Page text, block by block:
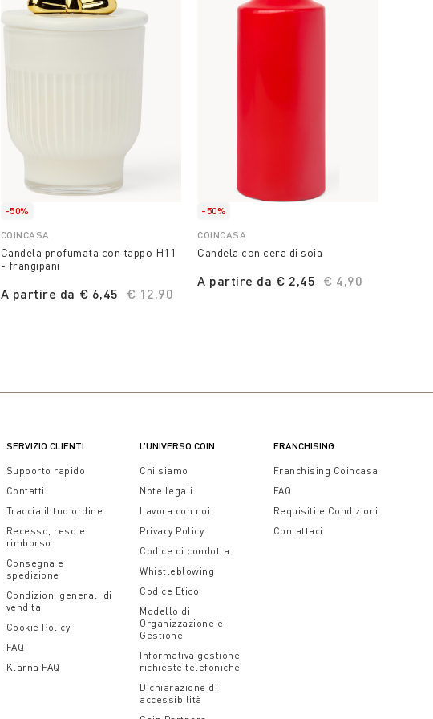
-50%
COINCASA
Candela profumata con tappo H11
- frangipani
A partire da Price reduced from
€ 12,90to
€ 6,45
-50%
COINCASA
Candela con cera di soia
A partire da Price reduced
€ 4,90to
€ 2,45
SERVIZIO CLIENTI
Supporto rapido
Contatti
Traccia il tuo ordine
Recesso, reso e
rimborso
Consegna e
spedizione
Condizioni generali di
vendita
Cookie Policy
FAQ
Klarna FAQ
L’UNIVERSO COIN
Chi siamo
Note legali
Lavora con noi
Privacy Policy
Codice di condotta
Whistleblowing
Codice Etico
Modello di
Organizzazione e
Gestione
Informativa gestione
richieste telefoniche
Dichiarazione di
accessibilità
FRANCHISING
Franchising Coincasa
FAQ
Requisiti e Condizioni
Contattaci